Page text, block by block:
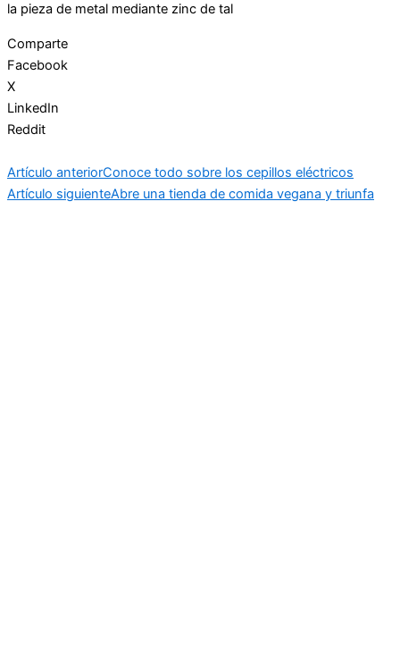
la pieza de metal mediante zinc de tal
Comparte
Facebook
X
LinkedIn
Reddit
Artículo anteriorConoce todo sobre los cepillos eléctricos
Artículo siguienteAbre una tienda de comida vegana y triunfa